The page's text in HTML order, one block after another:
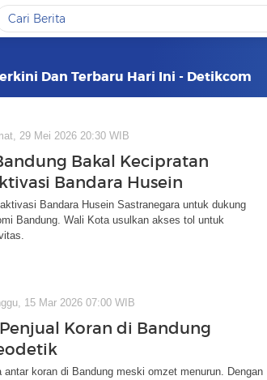
Dan Terbaru Hari Ini - Detikcom
29 Mei 2026 20:30 WIB
Bakal Kecipratan
Bandara Husein
Bandara Husein Sastranegara untuk dukung
Bandung. Wali Kota usulkan akses tol untuk
15 Mar 2026 07:00 WIB
Koran di Bandung
koran di Bandung meski omzet menurun. Dengan